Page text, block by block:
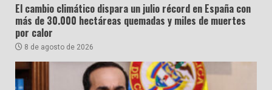
El cambio climático dispara un julio récord en España con
más de 30.000 hectáreas quemadas y miles de muertes
por calor
8 de agosto de 2026